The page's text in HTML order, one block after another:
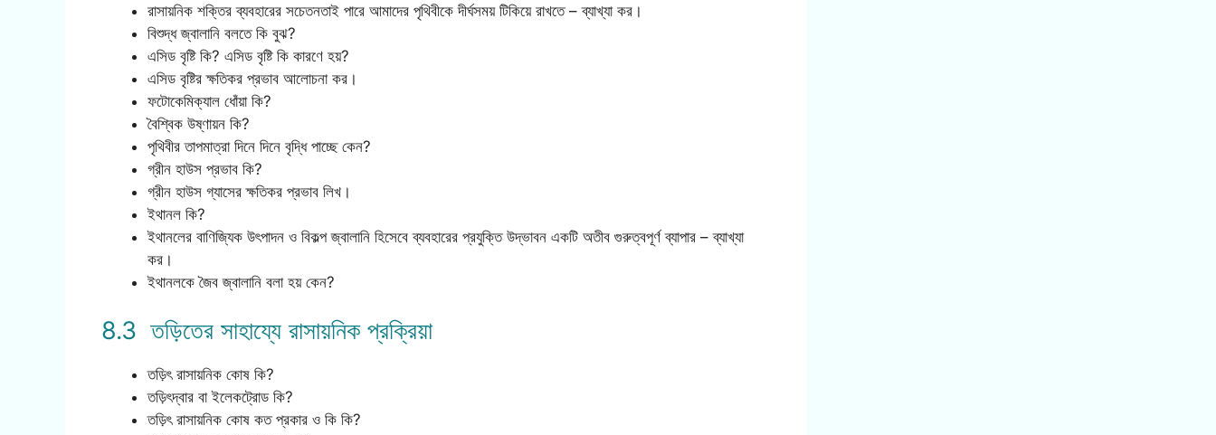
রাসায়নিক শক্তির ব্যবহারের সচেতনতাই পারে আমাদের পৃথিবীকে দীর্ঘসময় টিকিয়ে রাখতে – ব্যাখ্যা কর।
বিশুদ্ধ জ্বালানি বলতে কি বুঝ?
এসিড বৃষ্টি কি? এসিড বৃষ্টি কি কারণে হয়?
এসিড বৃষ্টির ক্ষতিকর প্রভাব আলোচনা কর।
ফটোকেমিক্যাল ধোঁয়া কি?
বৈশ্বিক উষ্ণায়ন কি?
পৃথিবীর তাপমাত্রা দিনে দিনে বৃদ্ধি পাচ্ছে কেন?
গ্রীন হাউস প্রভাব কি?
গ্রীন হাউস গ্যাসের ক্ষতিকর প্রভাব লিখ।
ইথানল কি?
ইথানলের বাণিজ্যিক উৎপাদন ও বিকল্প জ্বালানি হিসেবে ব্যবহারের প্রযুক্তি উদ্ভাবন একটি অতীব গুরুত্বপূর্ণ ব্যাপার – ব্যাখ্যা
কর।
ইথানলকে জৈব জ্বালানি বলা হয় কেন?
8.3 তড়িতের সাহায্যে রাসায়নিক প্রক্রিয়া
তড়িৎ রাসায়নিক কোষ কি?
তড়িৎদ্বার বা ইলেকট্রোড কি?
তড়িৎ রাসায়নিক কোষ কত প্রকার ও কি কি?